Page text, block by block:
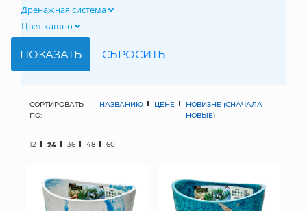
МЯГКИЕ ИГРУШКИ
СУНДУКИ
Дренажная система
Цвет кашпо
СОРТИРОВАТЬ
ПО:
НАЗВАНИЮ ЦЕНЕ
НОВИЗНЕ (СНАЧАЛА
НОВЫЕ)
12 24 36 48 60